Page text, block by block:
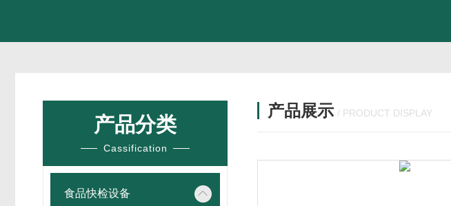
产品分类
Cassification
食品快检设备
产品展示 / PRODUCT DISPLAY